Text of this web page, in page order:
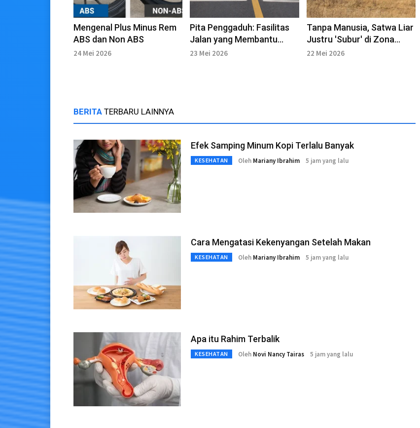
Mengenal Plus Minus Rem
ABS dan Non ABS
24 Mei 2026
Pita Penggaduh: Fasilitas
Jalan yang Membantu
Mencegah Kecelakaan
23 Mei 2026
Tanpa Manusia, Satwa Liar
Justru 'Subur' di Zona
Nuklir Chernobyl
22 Mei 2026
BERITA TERBARU LAINNYA
Efek Samping Minum Kopi Terlalu Banyak
KESEHATAN Oleh Mariany Ibrahim 5 jam yang lalu
Cara Mengatasi Kekenyangan Setelah Makan
KESEHATAN Oleh Mariany Ibrahim 5 jam yang lalu
Apa itu Rahim Terbalik
KESEHATAN Oleh Novi Nancy Tairas 5 jam yang lalu